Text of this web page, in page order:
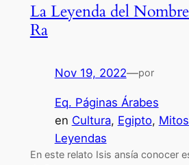
La Leyenda del
Ra
Nov 19, 2022—por
Eq. Páginas Árabes
en Cultura, Egipto,
Leyendas
En este relato Isis ansía conocer